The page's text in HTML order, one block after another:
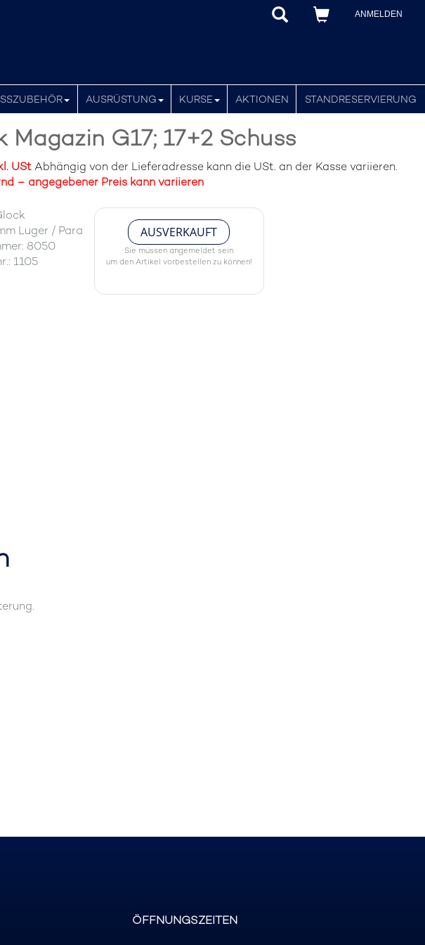
ANMELDEN
AUSRÜSTUNG KURSE AKTIONEN STANDRESERVIERUNG
Magazin G17; 17+2 Schuss
UStAbhängig von der Lieferadresse kann die USt. an der Kasse variieren.
– angegebener Preis kann variieren
Luger / Para
8050
1105
AUSVERKAUFT
Sie müssen angemeldet sein
um den Artikel vorbestellen zu können!
ÖFFNUNGSZEITEN